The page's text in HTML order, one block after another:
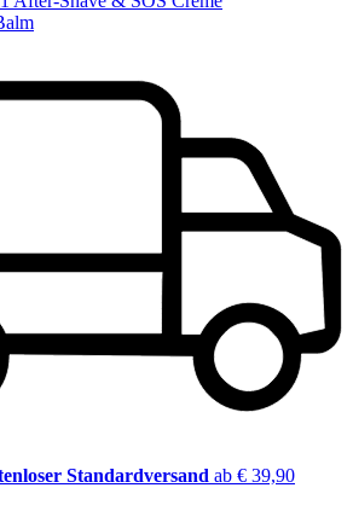
Standardversand ab € 39,90